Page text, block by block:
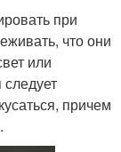
при
что они
или
причем